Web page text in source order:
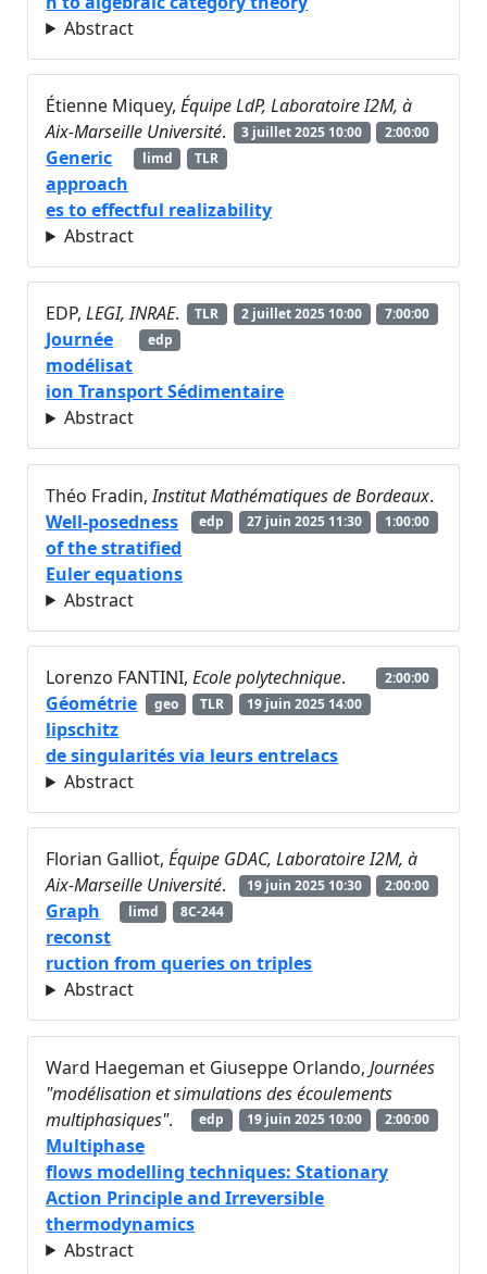
Abstract
Étienne Miquey,Équipe LdP, Laboratoire I2M, à
Aix-Marseille Université. 2:00:00
3 juillet 2025 10:00
TLR
limd
Generic
approach
es to effectful realizability
Abstract
EDP,LEGI, INRAE. 7:00:00
2 juillet 2025 10:00
TLR
edp
Journée
modélisat
ion Transport Sédimentaire
Abstract
Théo Fradin,Institut Mathématiques de Bordeaux.
1:00:00
27 juin 2025 11:30
edp
Well-posedness
of the stratified
Euler equations
Abstract
Lorenzo FANTINI,Ecole polytechnique.
2:00:00
19 juin 2025 14:00
TLR
geo
Géométrie
lipschitz
de singularités via leurs entrelacs
Abstract
Florian Galliot,Équipe GDAC, Laboratoire I2M, à
Aix-Marseille Université. 2:00:00
19 juin 2025 10:30
8C-244
limd
Graph
reconst
ruction from queries on triples
Abstract
Ward Haegeman et Giuseppe Orlando,Journées
"modélisation et simulations des écoulements
multiphasiques". 2:00:00
19 juin 2025 10:00
edp
Multiphase
flows modelling techniques: Stationary
Action Principle and Irreversible
thermodynamics
Abstract